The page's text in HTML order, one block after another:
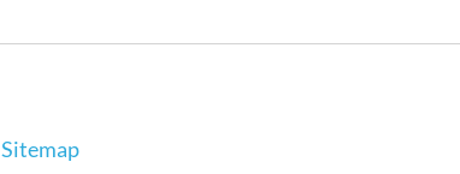
Sitemap